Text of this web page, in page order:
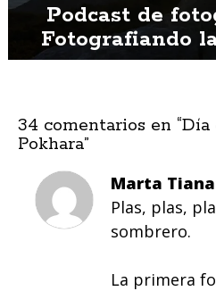
Podcast de
Fotografiando
34 comentarios en “Día
Pokhara”
Marta Tiana
Plas, plas,
sombrero.
La primera